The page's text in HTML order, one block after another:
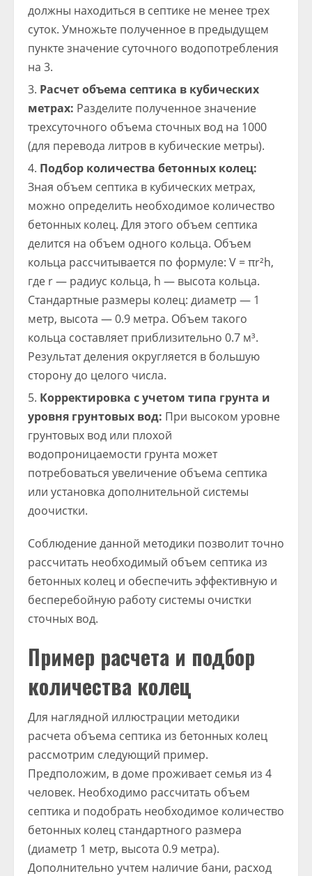
должны находиться в септике не менее трех
суток. Умножьте полученное в предыдущем
пункте значение суточного водопотребления
на 3.
Расчет объема септика в кубических
метрах: Разделите полученное значение
трехсуточного объема сточных вод на 1000
(для перевода литров в кубические метры).
Подбор количества бетонных колец:
Зная объем септика в кубических метрах,
можно определить необходимое количество
бетонных колец. Для этого объем септика
делится на объем одного кольца. Объем
кольца рассчитывается по формуле: V = πr²h,
где r — радиус кольца, h — высота кольца.
Стандартные размеры колец: диаметр — 1
метр, высота — 0.9 метра. Объем такого
кольца составляет приблизительно 0.7 м³.
Результат деления округляется в большую
сторону до целого числа.
Корректировка с учетом типа грунта и
уровня грунтовых вод: При высоком уровне
грунтовых вод или плохой
водопроницаемости грунта может
потребоваться увеличение объема септика
или установка дополнительной системы
доочистки.
Соблюдение данной методики позволит точно
рассчитать необходимый объем септика из
бетонных колец и обеспечить эффективную и
бесперебойную работу системы очистки
сточных вод.
Пример расчета и подбор
количества колец
Для наглядной иллюстрации методики
расчета объема септика из бетонных колец
рассмотрим следующий пример.
Предположим, в доме проживает семья из 4
человек. Необходимо рассчитать объем
септика и подобрать необходимое количество
бетонных колец стандартного размера
(диаметр 1 метр, высота 0.9 метра).
Дополнительно учтем наличие бани, расход